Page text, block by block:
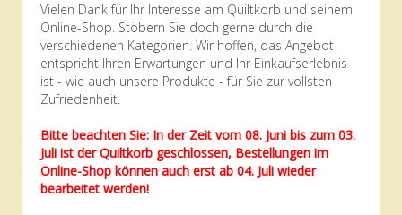
Vielen Dank für Ihr Interesse am Quiltkorb und seinem
Online-Shop. Stöbern Sie doch gerne durch die
verschiedenen Kategorien. Wir hoffen, das Angebot
entspricht Ihren Erwartungen und Ihr Einkaufserlebnis
ist - wie auch unsere Produkte - für Sie zur vollsten
Zufriedenheit.
Bitte beachten Sie: In der Zeit vom 08. Juni bis zum 03.
Juli ist der Quiltkorb geschlossen, Bestellungen im
Online-Shop können auch erst ab 04. Juli wieder
bearbeitet werden!